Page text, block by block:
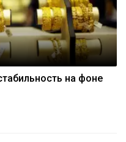
на фоне